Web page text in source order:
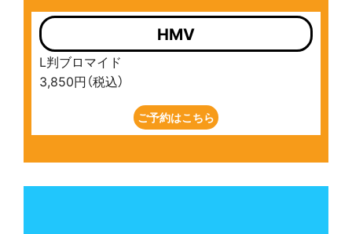
HMV
L判ブロマイド
3,850円（税込）
ご予約はこちら